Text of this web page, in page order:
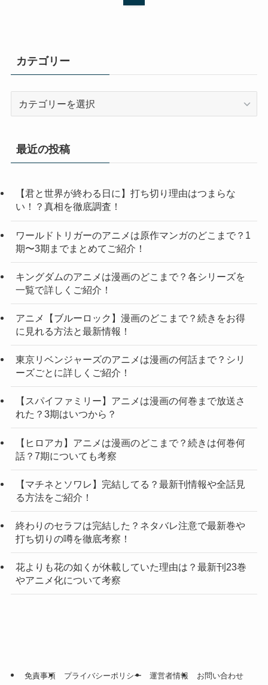
カテゴリー
リ
最近の投稿
【君と世界が終わる日に】打ち切り理由はつまらな
い！？真相を徹底調査！
ワールドトリガーのアニメは原作マンガのどこまで？1
期〜3期までまとめてご紹介！
キングダムのアニメは漫画のどこまで？各シリーズを
一覧で詳しくご紹介！
アニメ【ブルーロック】漫画のどこまで？続きをお得
に見れる方法と最新情報！
東京リベンジャーズのアニメは漫画の何話まで？シリ
ーズごとに詳しくご紹介！
【スパイファミリー】アニメは漫画の何巻まで放送さ
れた？3期はいつから？
【ヒロアカ】アニメは漫画のどこまで？続きは何巻何
話？7期についても考察
【マチネとソワレ】完結してる？最新刊情報や全話見
る方法をご紹介！
終わりのセラフは完結した？ネタバレ注意で最新巻や
打ち切りの噂を徹底考察！
花よりも花の如くが休載していた理由は？最新刊23巻
やアニメ化について考察
免責事項 プライバシーポリシー 運営者情報 お問い合わせ